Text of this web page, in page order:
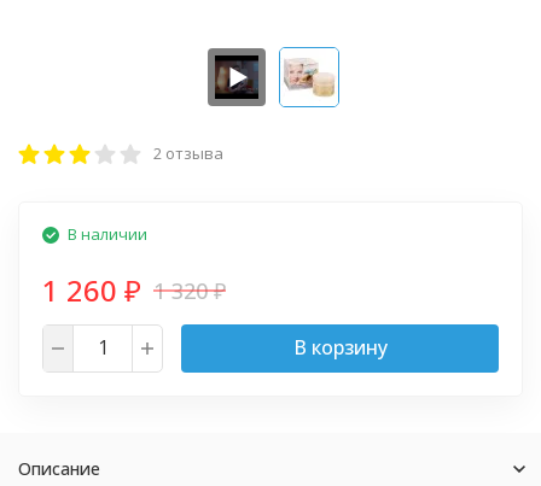
2 отзыва
В наличии
1 260 ₽ 1 320₽
В корзину
Описание